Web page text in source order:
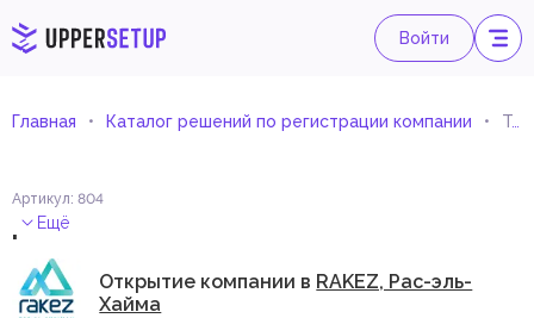
Войти
Главная Каталог решений по регистрации компании Торговля лицевыми масками и перчатками
Артикул: 804
. Ещё
Открытие компании в RAKEZ, Рас-эль-
Хайма